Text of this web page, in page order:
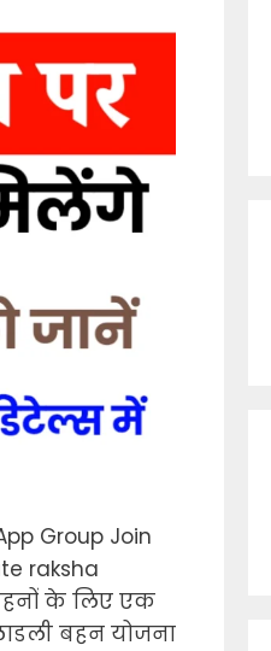
Group Join
raksha
के लिए एक
बहन योजना